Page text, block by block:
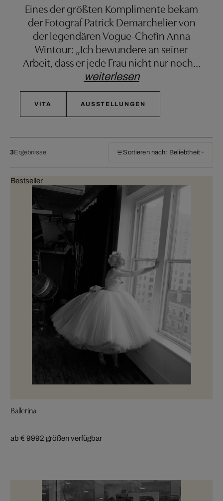
Eines der größten Komplimente bekam
der Fotograf Patrick Demarchelier von
der legendären Vogue-Chefin Anna
Wintour: „Ich bewundere an seiner
Arbeit, dass er jede Frau nicht nur noch…
weiterlesen
VITA AUSSTELLUNGEN
3Ergebnisse Sortieren nach: Beliebtheit
Bestseller
Ballerina
ab € 9992 größen verfügbar